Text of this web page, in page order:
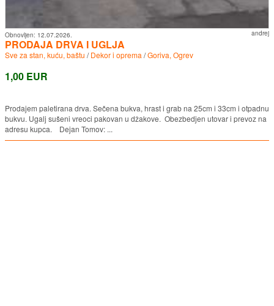
andrej
Obnovljen: 12.07.2026.
PRODAJA DRVA I UGLJA
Sve za stan, kuću, baštu /Dekor i oprema /Goriva, Ogrev
1,00 EUR
Prodajem paletirana drva. Sečena bukva, hrast i grab na 25cm i 33cm i otpadnu
bukvu. Ugalj sušeni vreoci pakovan u džakove. Obezbedjen utovar i prevoz na
adresu kupca. Dejan Tomov: ...